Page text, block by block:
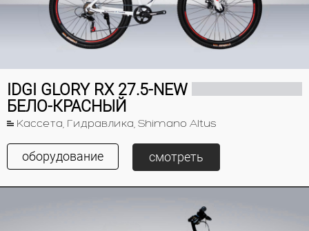
IDGI GLORY RX 27.5-NEW
БЕЛО-КРАСНЫЙ
Кассета, Гидравлика, Shimano Altus
оборудование смотреть